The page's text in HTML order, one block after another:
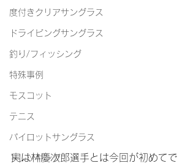
度付きクリアサングラス
ドライビングサングラス
釣り/フィッシング
特殊事例
モスコット
テニス
パイロットサングラス
トレッキング
実は林慶次郎選手とは今回が初めてで